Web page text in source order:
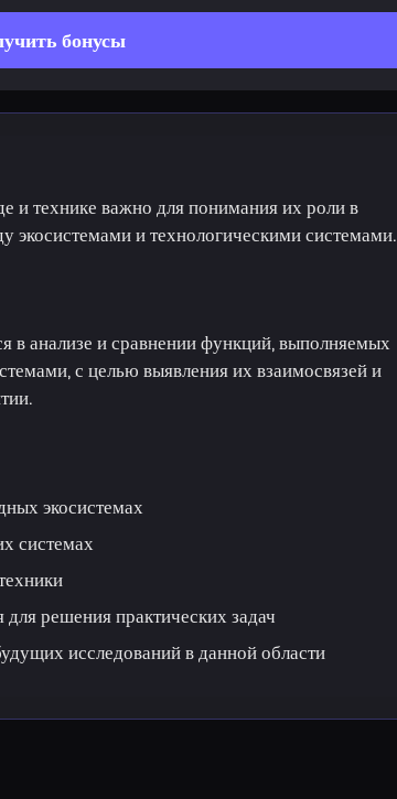
бонусы
и технике важно для понимания их роли в
экосистемами и технологическими системами.
в анализе и сравнении функций, выполняемых
с целью выявления их взаимосвязей и
экосистемах
системах
решения практических задач
исследований в данной области